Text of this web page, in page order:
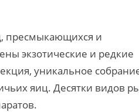
пресмыкающихся и
экзотические и редкие
уникальное
яиц. Десятки видов